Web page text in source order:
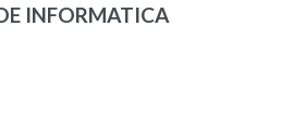
INFORMATICA